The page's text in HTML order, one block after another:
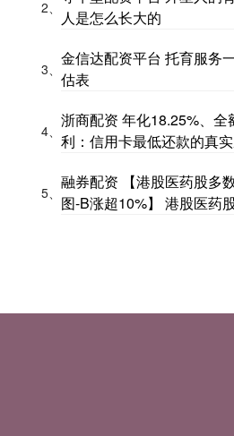
2、 人是怎么长大的
3、
金信达配资平台 托育服务
估表
4、
浙商配资 年化18.25%、全
利：信用卡最低还款的真
5、
融券配资 【港股医药股多
图-B涨超10%】 港股医药